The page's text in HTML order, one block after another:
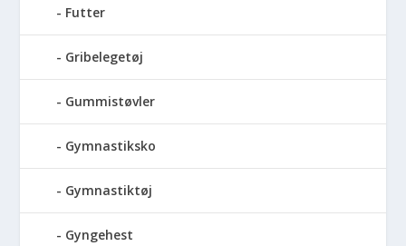
Futter
Gribelegetøj
Gummistøvler
Gymnastiksko
Gymnastiktøj
Gyngehest